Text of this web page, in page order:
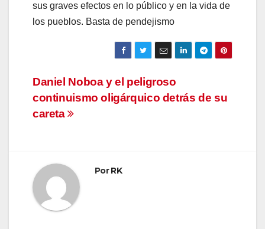
sus graves efectos en lo público y en la vida de
los pueblos. Basta de pendejismo
Navegación
de
Daniel Noboa y el peligroso
continuismo oligárquico detrás de su
careta
PorRK